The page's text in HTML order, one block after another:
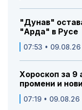
"Дунав"
"Арда" в Русе
07:53 • 09.08.26
Хороскоп за 9
промени и
07:19 • 09.08.26